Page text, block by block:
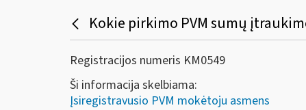
Kokie pirkimo PVM sumų
Registracijos numeris KM0549
Ši informacija skelbiama:
Įsiregistravusio PVM mokėtoju asmens